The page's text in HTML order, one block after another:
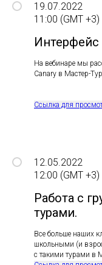
19.07.2022
11:00 (GMT +3)
Интерфейс
На вебинаре мы
Canary в Мастер-
Ссылка для
12.05.2022
12:00 (GMT +3)
Работа с
турами.
Все больше наших
школьными (и
с такими турами в